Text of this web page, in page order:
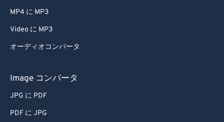
MP4 に MP3
Video に MP3
オーディオコンバータ
Image コンバータ
JPG に PDF
PDF に JPG